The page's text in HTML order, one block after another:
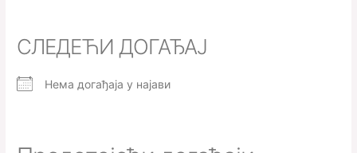
СЛЕДЕЋИ ДОГАЂАЈ
Нема догађаја у најави